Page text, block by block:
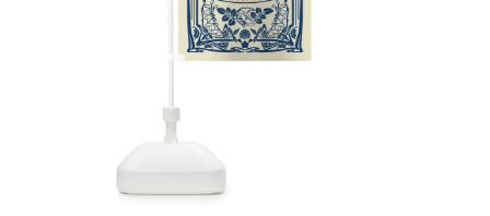
当社の既製デザインを利用してのぼり旗を
製作したい場合
程度によってデザイン加工費用が発生いたし
定がなければ、のぼりのイメージに最適のフ
ォントを使用します。基本的にのぼりの下部
データをお送りいただけましたらロゴの印刷
お客様が納得するまで何度でもデザインの修
レギュラー(60x180)
レギュラー(180x60)
側にロープなどで固定して、突風で倒れること
も風向きによってずっと裏向きになってしまう
いこともありません。
側にロープなどで固定して、突風で倒れること
も風向きによってずっと裏向きになってしまう
いこともありません。
L字補強縫製
［ +38円 ］
スリット（切り込み）は均等割りを意識して
カットラインを入れます。
デザインや絵柄をスリット加工時にカットす